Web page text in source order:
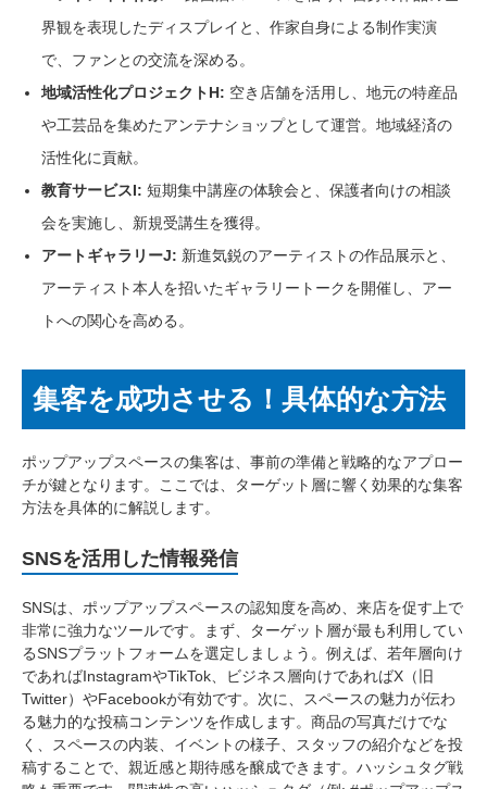
界観を表現したディスプレイと、作家自身による制作実演
で、ファンとの交流を深める。
地域活性化プロジェクトH: 空き店舗を活用し、地元の特産品
や工芸品を集めたアンテナショップとして運営。地域経済の
活性化に貢献。
教育サービスI: 短期集中講座の体験会と、保護者向けの相談
会を実施し、新規受講生を獲得。
アートギャラリーJ: 新進気鋭のアーティストの作品展示と、
アーティスト本人を招いたギャラリートークを開催し、アー
トへの関心を高める。
集客を成功させる！具体的な方法
ポップアップスペースの集客は、事前の準備と戦略的なアプロー
チが鍵となります。ここでは、ターゲット層に響く効果的な集客
方法を具体的に解説します。
SNSを活用した情報発信
SNSは、ポップアップスペースの認知度を高め、来店を促す上で
非常に強力なツールです。まず、ターゲット層が最も利用してい
るSNSプラットフォームを選定しましょう。例えば、若年層向け
であればInstagramやTikTok、ビジネス層向けであればX（旧
Twitter）やFacebookが有効です。次に、スペースの魅力が伝わ
る魅力的な投稿コンテンツを作成します。商品の写真だけでな
く、スペースの内装、イベントの様子、スタッフの紹介などを投
稿することで、親近感と期待感を醸成できます。ハッシュタグ戦